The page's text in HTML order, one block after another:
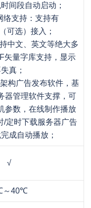
间段自动启动；
络支持：支持有
可选）接入；
中文、英文等绝大多
矢量字库支持，显示
真；
构广告发布软件，基
器管理软件支撑，可
参数，在线制作播放
/定时下载服务器广告
成自动播放；
√
40℃